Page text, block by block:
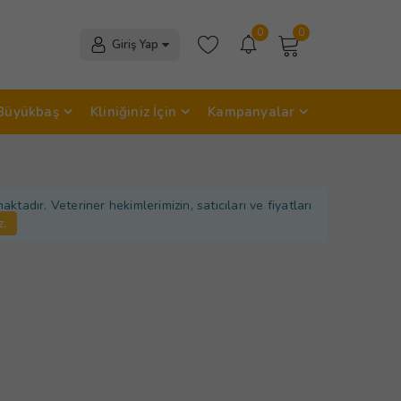
0
0
Giriş Yap
Kliniğiniz İçin Kampanyalar
Veteriner hekimlerimizin, satıcıları ve fiyatları